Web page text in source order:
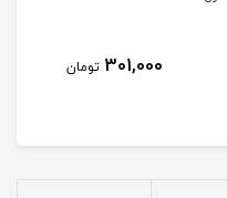
301,000